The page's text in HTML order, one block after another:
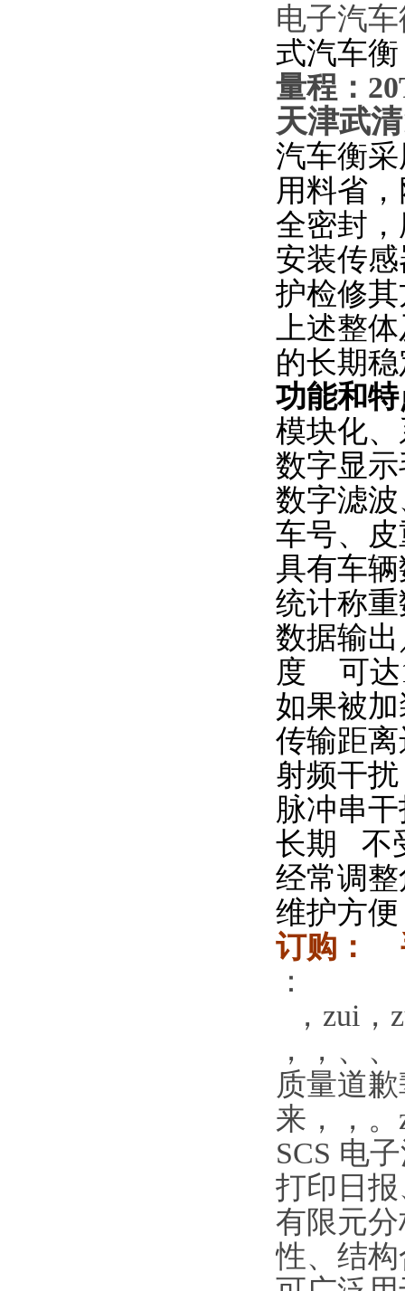
电子汽
式汽车
量程：
天津武
汽车衡
用料省
全密封
安装传
护检修
上述整
的长期
功能和
模块化
数字显
数字滤
车号、
具有车
统计称
数据输
度 可达
如果被
传输距
射频干
脉冲串
长期 不
经常调
维护方
订购：
：
，zui
，，、
质量道
来，，
SCS 电
打印日
有限元
性、结